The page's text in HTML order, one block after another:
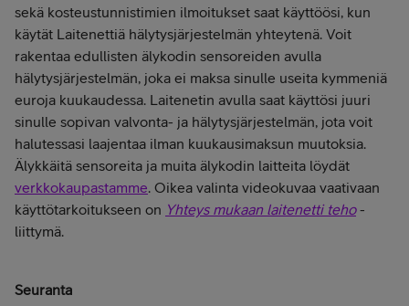
sekä kosteustunnistimien ilmoitukset saat käyttöösi, kun
käytät Laitenettiä hälytysjärjestelmän yhteytenä. Voit
rakentaa edullisten älykodin sensoreiden avulla
hälytysjärjestelmän, joka ei maksa sinulle useita kymmeniä
euroja kuukaudessa. Laitenetin avulla saat käyttösi juuri
sinulle sopivan valvonta- ja hälytysjärjestelmän, jota voit
halutessasi laajentaa ilman kuukausimaksun muutoksia.
Älykkäitä sensoreita ja muita älykodin laitteita löydät
verkkokaupastamme. Oikea valinta videokuvaa vaativaan
käyttötarkoitukseen on Yhteys mukaan laitenetti teho-
liittymä.
Seuranta